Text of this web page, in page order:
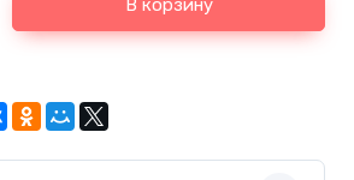
В корзину